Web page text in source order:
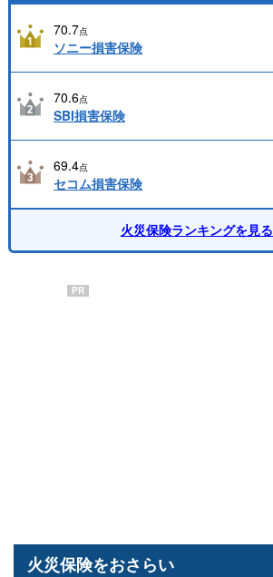
70.7点
ソニー損害保険
70.6点
SBI損害保険
69.4点
セコム損害保険
火災保険ランキングを見る
PR
火災保険をおさらい